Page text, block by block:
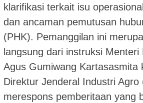
klarifikasi terkait isu
dan ancaman pemutusan
(PHK). Pemanggilan ini
langsung dari instruksi Menteri
Agus Gumiwang Kartasasmita
Direktur Jenderal Industri Agro
merespons pemberitaan yang